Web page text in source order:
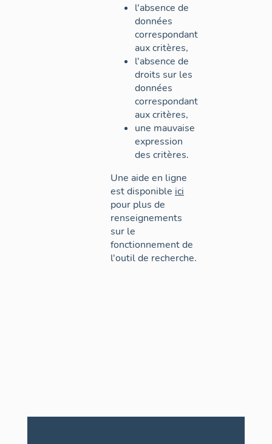
l'absence de
données
correspondant
aux critères,
l'absence de
droits sur les
données
correspondant
aux critères,
une mauvaise
expression
des critères.
Une aide en ligne
est disponible ici
pour plus de
renseignements
sur le
fonctionnement de
l'outil de recherche.